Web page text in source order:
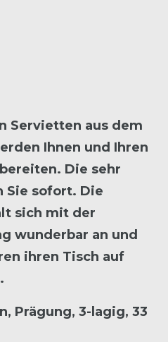
Servietten aus dem
Ihnen und Ihren
Die sehr
Sie sofort. Die
sich mit der
wunderbar an und
ihren Tisch auf
Prägung, 3-lagig, 33